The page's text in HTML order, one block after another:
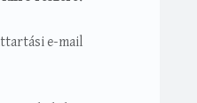
e-mail